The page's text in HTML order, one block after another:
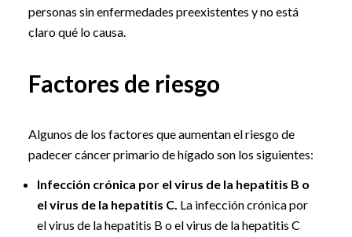
personas sin enfermedades preexistentes y no está
claro qué lo causa.
Factores de riesgo
Algunos de los factores que aumentan el riesgo de
padecer cáncer primario de hígado son los siguientes:
Infección crónica por el virus de la hepatitis B o
el virus de la hepatitis C. La infección crónica por
el virus de la hepatitis B o el virus de la hepatitis C